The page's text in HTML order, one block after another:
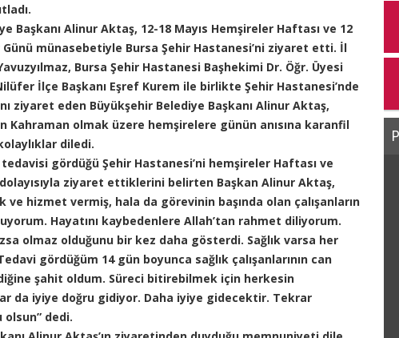
Başkanı Alinur Aktaş, 12-18 Mayıs Hemşireler Haftası ve 12
Günü münasebetiyle Bursa Şehir Hastanesi’ni ziyaret etti. İl
Bursa Şehir Hastanesi Başhekimi Dr. Öğr. Üyesi
İlçe Başkanı Eşref Kurem ile birlikte Şehir Hastanesi’nde
ziyaret eden Büyükşehir Belediye Başkanı Alinur Aktaş,
Kahraman olmak üzere hemşirelere günün anısına karanfil
diledi.
gördüğü Şehir Hastanesi’ni hemşireler Haftası ve
ziyaret ettiklerini belirten Başkan Alinur Aktaş,
ve hizmet vermiş, hala da görevinin başında olan çalışanların
Hayatını kaybedenlere Allah’tan rahmet diliyorum.
olmaz olduğunu bir kez daha gösterdi. Sağlık varsa her
gördüğüm 14 gün boyunca sağlık çalışanlarının can
şahit oldum. Süreci bitirebilmek için herkesin
da iyiye doğru gidiyor. Daha iyiye gidecektir. Tekrar
dedi.